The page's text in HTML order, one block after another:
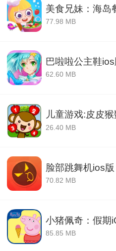
美食兄妹：海岛
77.98 MB
巴啦啦公主鞋ios
62.60 MB
儿童游戏:皮皮
26.40 MB
脸部跳舞机ios版
70.82 MB
小猪佩奇：假期
85.85 MB